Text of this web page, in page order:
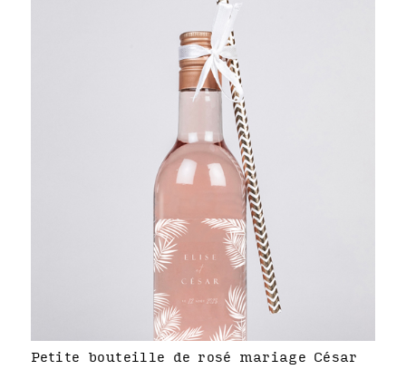
Petite bouteille de rosé mariage César